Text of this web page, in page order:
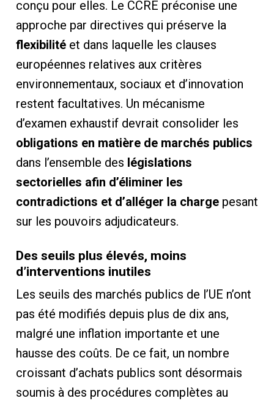
conçu pour elles. Le CCRE préconise une
approche par directives qui préserve la
flexibilitéet dans laquelle les clauses
européennes relatives aux critères
environnementaux, sociaux et d’innovation
restent facultatives. Un mécanisme
d’examen exhaustif devrait consolider les
obligations en matière de marchés publics
dans l’ensemble des législations
sectorielles afin d’éliminer les
contradictions et d’alléger la chargepesant
sur les pouvoirs adjudicateurs.
Des seuils plus élevés, moins
d’interventions inutiles
Les seuils des marchés publics de l’UE n’ont
pas été modifiés depuis plus de dix ans,
malgré une inflation importante et une
hausse des coûts. De ce fait, un nombre
croissant d’achats publics sont désormais
soumis à des procédures complètes au